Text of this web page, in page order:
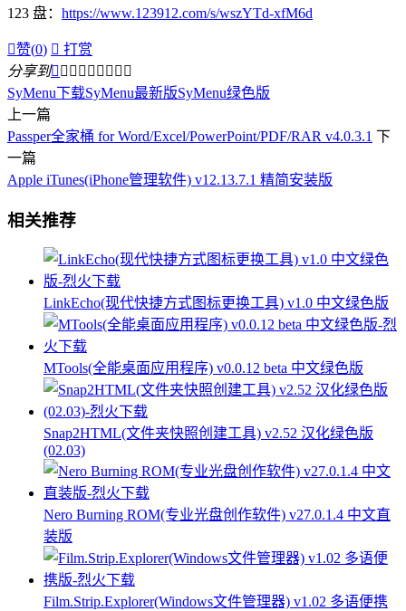
123 盘： https://www.123912.com/s/wszYTd-xfM6d
赞(0)  打赏
分享到        
SyMenu下载SyMenu最新版SyMenu绿色版
上一篇
Passper全家桶 for Word/Excel/PowerPoint/PDF/RAR v4.0.3.1 下
一篇
Apple iTunes(iPhone管理软件) v12.13.7.1 精简安装版
相关推荐
LinkEcho(现代快捷方式图标更换工具) v1.0 中文绿色版
MTools(全能桌面应用程序) v0.0.12 beta 中文绿色版
Snap2HTML(文件夹快照创建工具) v2.52 汉化绿色版
(02.03)
Nero Burning ROM(专业光盘创作软件) v27.0.1.4 中文直
装版
Film.Strip.Explorer(Windows文件管理器) v1.02 多语便携